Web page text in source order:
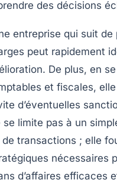
des décisions
entreprise qui suit de
peut rapidement
De plus, en
et fiscales,
d’éventuelles
limite pas à un
transactions ; elle
nécessaires
d’affaires efficaces